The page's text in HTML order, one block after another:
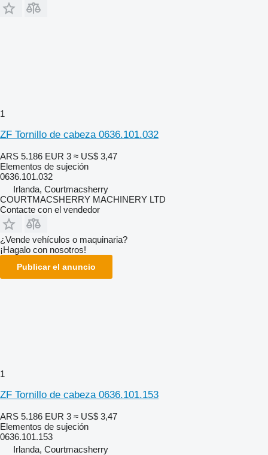
1
ZF Tornillo de cabeza 0636.101.032
ARS 5.186 EUR 3 ≈ US$ 3,47
Elementos de sujeción
0636.101.032
Irlanda, Courtmacsherry
COURTMACSHERRY MACHINERY LTD
Contacte con el vendedor
¿Vende vehículos o maquinaria?
¡Hagalo con nosotros!
Publicar el anuncio
1
ZF Tornillo de cabeza 0636.101.153
ARS 5.186 EUR 3 ≈ US$ 3,47
Elementos de sujeción
0636.101.153
Irlanda, Courtmacsherry